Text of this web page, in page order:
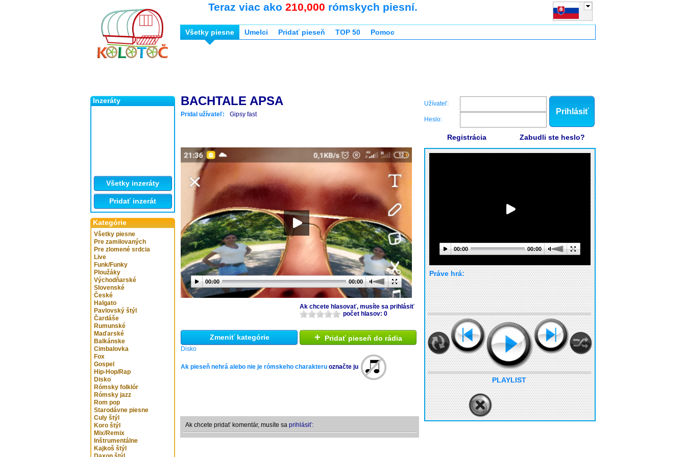
Inzeráty
Všetky inzeráty
Pridať inzerát
Kategórie
Všetky piesne
Pre zamilovaných
Pre zlomené srdcia
Live
Funk/Funky
Ploužáky
Východňarské
Slovenské
České
Halgato
Pavlovský štýl
Čardáše
Rumunské
Maďarské
Balkánske
Cimbalovka
Fox
Gospel
Hip-Hop/Rap
Disko
Rómsky folklór
Rómsky jazz
Rom pop
Starodávne piesne
Culy štýl
Koro štýl
Mix/Remix
Inštrumentálne
Kajkoš štýl
Teraz viac ako 210,000 rómskych piesní.
Všetky piesne Umelci Pridať pieseň TOP 50 Pomoc
BACHTALE APSA
Pridal užívateľ: Gipsy fast
00:00 00:00
Ak chcete hlasovať, musíte sa prihlásiť
počet hlasov: 0
Zmeniť kategórie
Disko
+ Pridať pieseň do rádia
Ak pieseň nehrá alebo nie je rómskeho charakteru označte ju
Ak chcete pridať komentár, musíte sa prihlásiť:
Užívateľ:
Heslo:
Prihlásiť
Registrácia Zabudli ste heslo?
00:00 00:00
Práve hrá:
PLAYLIST